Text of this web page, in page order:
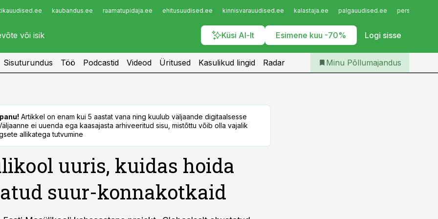
kaubandus.ee raamatupidaja.ee ehitusuudised.ee kinnisvarauudised.ee kalastaja.ee palgauudised.ee
Küsi AI-lt Esimene kuu -70% Logi sisse
Infopank
Iseteenindus
Telli Põllumajandus
Sisuturundus Töö Podcastid Videod Üritused Kasulikud lingid Radar Minu Põllumajandus
Artikkel on enam kui 5 aastat vana ning kuulub väljaande digitaalsesse
ei uuenda ega kaasajasta arhiveeritud sisu, mistõttu võib olla vajalik
allikatega tutvumine
uuris, kuidas hoida
suur-konnakotkaid